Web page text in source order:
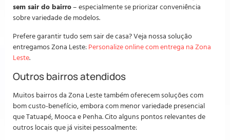
sem sair do bairro– especialmente se priorizar conveniência
sobre variedade de modelos.
Prefere garantir tudo sem sair de casa? Veja nossa solução
entregamos Zona Leste: Personalize online com entrega na Zona
Leste.
Outros bairros atendidos
Muitos bairros da Zona Leste também oferecem soluções com
bom custo-benefício, embora com menor variedade presencial
que Tatuapé, Mooca e Penha. Cito alguns pontos relevantes de
outros locais que já visitei pessoalmente: